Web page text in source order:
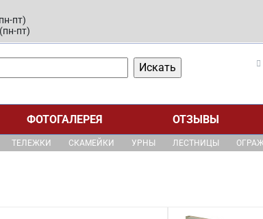
пт)
пт)
ФОТОГАЛЕРЕЯ ОТЗЫВЫ
ТЕЛЕЖКИ СКАМЕЙКИ УРНЫ ЛЕСТНИЦЫ